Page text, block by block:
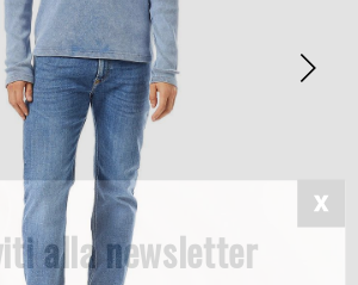
alla newsletter